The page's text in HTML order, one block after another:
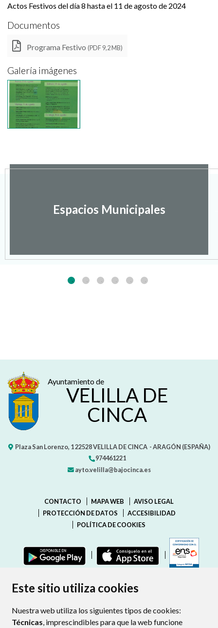
Este sitio utiliza cookies
Nuestra web utiliza los siguientes tipos de cookies:
Técnicas, imprescindibles para que la web funcione
Actos Festivos del día 8 hasta el 11 de agosto de 2024
Documentos
Programa Festivo (PDF 9,2 MB)
Galería imágenes
Espacios Municipales
Ayuntamiento de
VELILLA DE
CINCA
Plaza San Lorenzo, 122528VELILLA DE CINCA - ARAGÓN (ESPAÑA)
974461221
ayto.velilla@bajocinca.es
CONTACTO MAPA WEB
AVISO LEGAL
PROTECCIÓN DE DATOS
ACCESIBILIDAD
POLÍTICA DE COOKIES